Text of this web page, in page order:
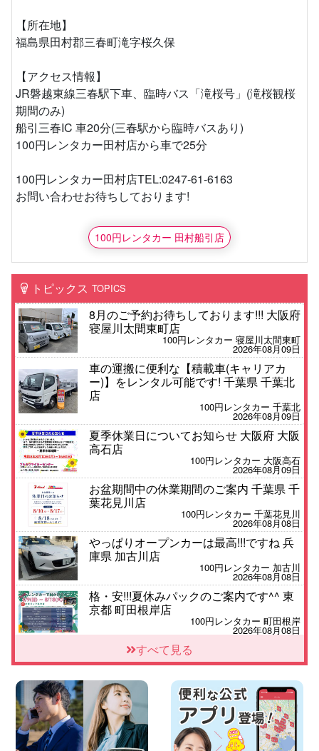
【所在地】
福島県田村郡三春町滝字桜久保
【アクセス情報】
JR磐越東線三春駅下車、臨時バス「滝桜号」(滝桜観桜
期間のみ)
船引三春IC 車20分(三春駅から臨時バスあり)
100円レンタカー田村店から車で25分
100円レンタカー田村店TEL:0247-61-6163
お問い合わせお待ちしております!
100円レンタカー 田村船引店
トピックス TOPICS
8月のご予約お待ちしております!!! 大阪府
寝屋川太間東町店
100円レンタカー 寝屋川太間東町
2026年08月09日
車の運搬に便利な【積載車(キャリアカ
ー)】をレンタル可能です! 千葉県 千葉北
店
100円レンタカー 千葉北
2026年08月09日
夏季休業日についてお知らせ 大阪府 大阪
高石店
100円レンタカー 大阪高石
2026年08月09日
お盆期間中の休業期間のご案内 千葉県 千
葉花見川店
100円レンタカー 千葉花見川
2026年08月08日
やっぱりオープンカーは最高!!!ですね 兵
庫県 加古川店
100円レンタカー 加古川
2026年08月08日
格・安!!!夏休みパックのご案内です^^ 東
京都 町田根岸店
100円レンタカー 町田根岸
2026年08月08日
「お得」お盆限定特別料金!! 兵庫県 神戸
西区枝吉店
2026年08月08日
お盆シーズン空きあり!!100円レンタカー
兵庫駅前店はミニバンも安い!! 兵庫県 兵
庫駅前店
100円レンタカー 兵庫駅前
すべて見る